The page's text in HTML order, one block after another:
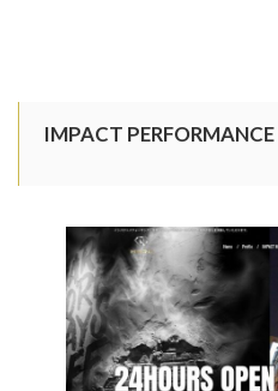
IMPACT PERFORMANCE